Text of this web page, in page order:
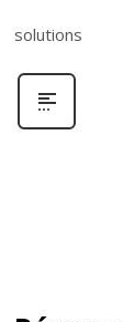
solutions